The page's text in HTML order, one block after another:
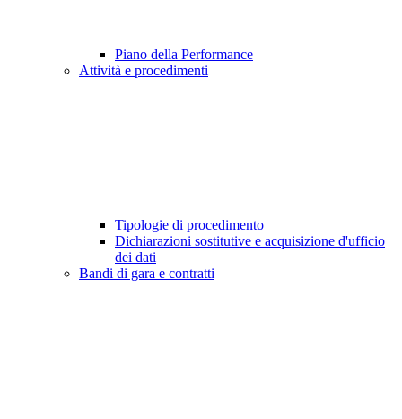
Piano della Performance
Attività e procedimenti
Tipologie di procedimento
Dichiarazioni sostitutive e acquisizione d'ufficio
dei dati
Bandi di gara e contratti